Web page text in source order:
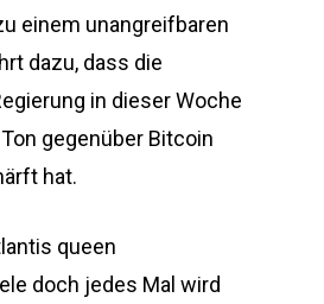
einem unangreifbaren
dazu, dass die
in dieser Woche
gegenüber Bitcoin
hat.
queen
doch jedes Mal wird